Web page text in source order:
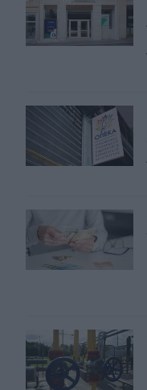
ΟΠΕΚΑ: Πότε θα
Μαζικές
GLOBAL &